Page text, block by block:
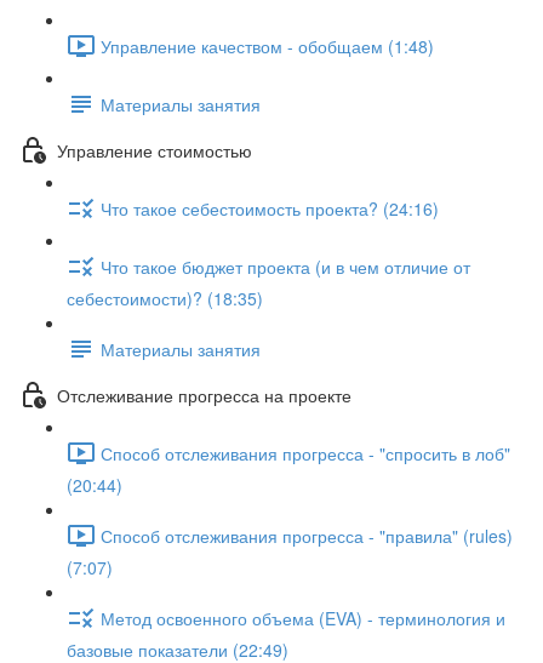
Управление качеством - обобщаем (1:48)
Материалы занятия
Управление стоимостью
Что такое себестоимость проекта? (24:16)
Что такое бюджет проекта (и в чем отличие от
себестоимости)? (18:35)
Материалы занятия
Отслеживание прогресса на проекте
Способ отслеживания прогресса - "спросить в лоб"
(20:44)
Способ отслеживания прогресса - "правила" (rules)
(7:07)
Метод освоенного объема (EVA) - терминология и
базовые показатели (22:49)